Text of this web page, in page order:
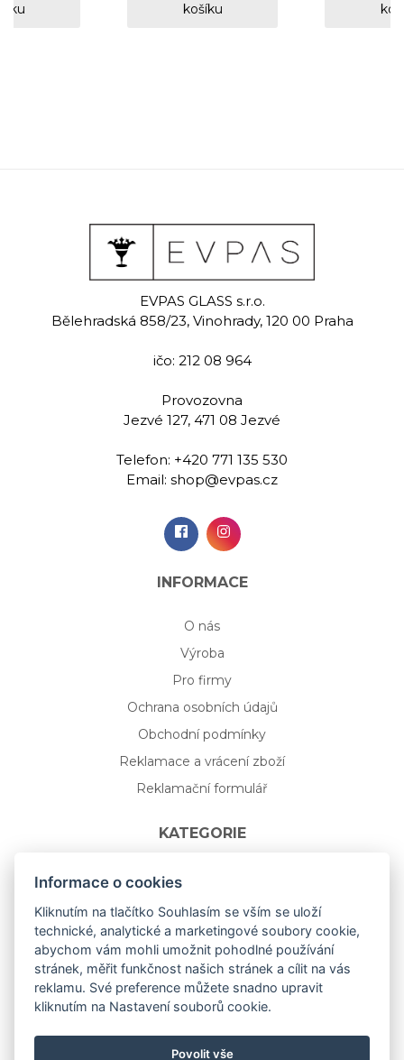
košíku
Snake
Ručně rytá sklenice na
whisky 280 ml
789,00 Kč
Přidat do
košíku
Ručně
EVPAS GLASS s.r.o.
Bělehradská 858/23, Vinohrady, 120 00 Praha
ičo: 212 08 964
Provozovna
Jezvé 127, 471 08 Jezvé
Telefon: +420 771 135 530
Email: shop@evpas.cz
INFORMACE
O nás
Výroba
Pro firmy
Ochrana osobních údajů
Obchodní podmínky
Reklamace a vrácení zboží
Reklamační formulář
KATEGORIE
Nápojové sklo
Bydlení
Dárkový poukaz na míru
Mystery box
Kolekce
NOVÁ rozkvetlá KOLEKCE 🌸🌼
Informace o cookies
Kliknutím na tlačítko Souhlasím se vším se uloží
technické, analytické a marketingové soubory cookie,
abychom vám mohli umožnit pohodlné používání
stránek, měřit funkčnost našich stránek a cílit na vás
reklamu. Své preference můžete snadno upravit
kliknutím na Nastavení souborů cookie.
Povolit vše